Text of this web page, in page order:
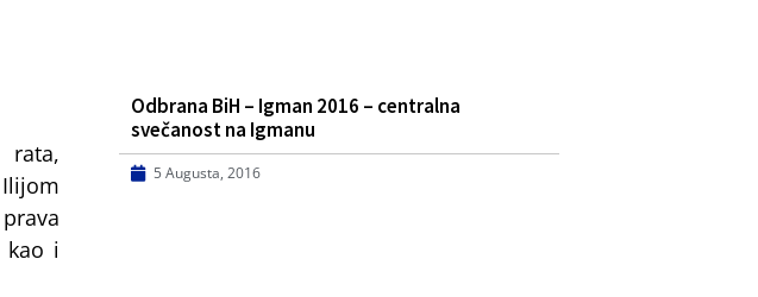
rata,
kao i
Odbrana BiH – Igman 2016 – centralna
svečanost na Igmanu
5 Augusta, 2016